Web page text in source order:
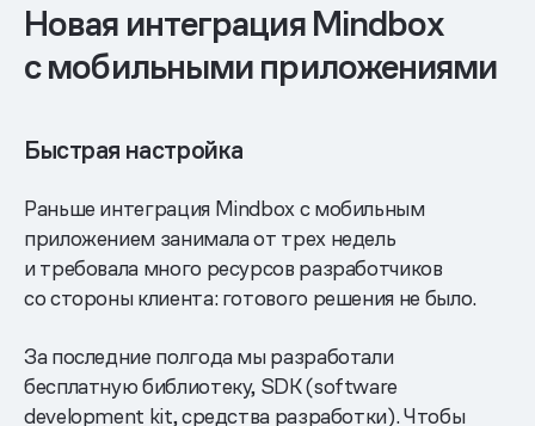
Новая интеграция Mindbox
с мобильными приложениями
Быстрая настройка
Раньше интеграция Mindbox с мобильным
приложением занимала от трех недель
и требовала много ресурсов разработчиков
со стороны клиента: готового решения не было.
За последние полгода мы разработали
бесплатную библиотеку, SDK (software
development kit, средства разработки). Чтобы